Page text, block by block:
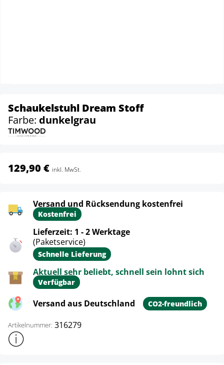
Schaukelstuhl Dream Stoff
Farbe: dunkelgrau
129,90 € inkl. MwSt.
Versand und Rücksendung kostenfrei
Kostenfrei
Lieferzeit: 1 - 2 Werktage
(Paketservice)
Schnelle Lieferung
Aktuell sehr beliebt, schnell sein lohnt sich
Verfügbar
Versand aus Deutschland CO2-freundlich
Artikelnummer: 316279
Weitere Produktinformationen anzeigen